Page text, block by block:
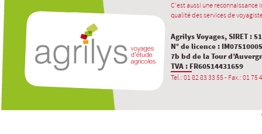
C’est aussi une
qualité des services de
Agrilys Voyages, SIRET :
N° de licence :
7b bd de la Tour
TVA : FR60514431659
Tel.: 01 82 83 33 55 - Fax.: 01 75